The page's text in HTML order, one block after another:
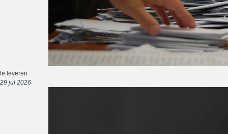
te leveren
29 jul 2026